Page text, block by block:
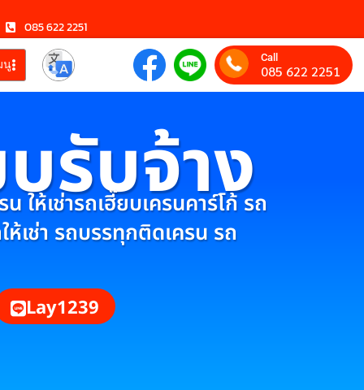
085 622 2251
นู Call
085 622 2251
รับจ้าง
ให้เช่ารถเฮี๊ยบเครนคาร์โก้ รถ
ห้เช่า รถบรรทุกติดเครน รถ
Lay1239